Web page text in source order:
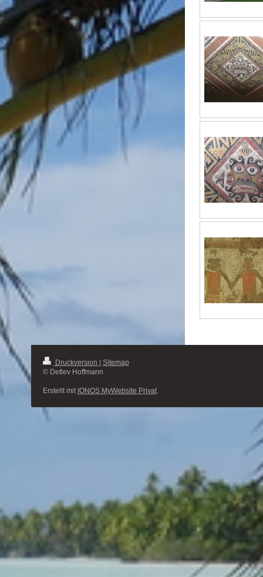
Druckversion | Sitemap
© Detlev Hoffmann
Erstellt mit IONOS MyWebsite Privat.